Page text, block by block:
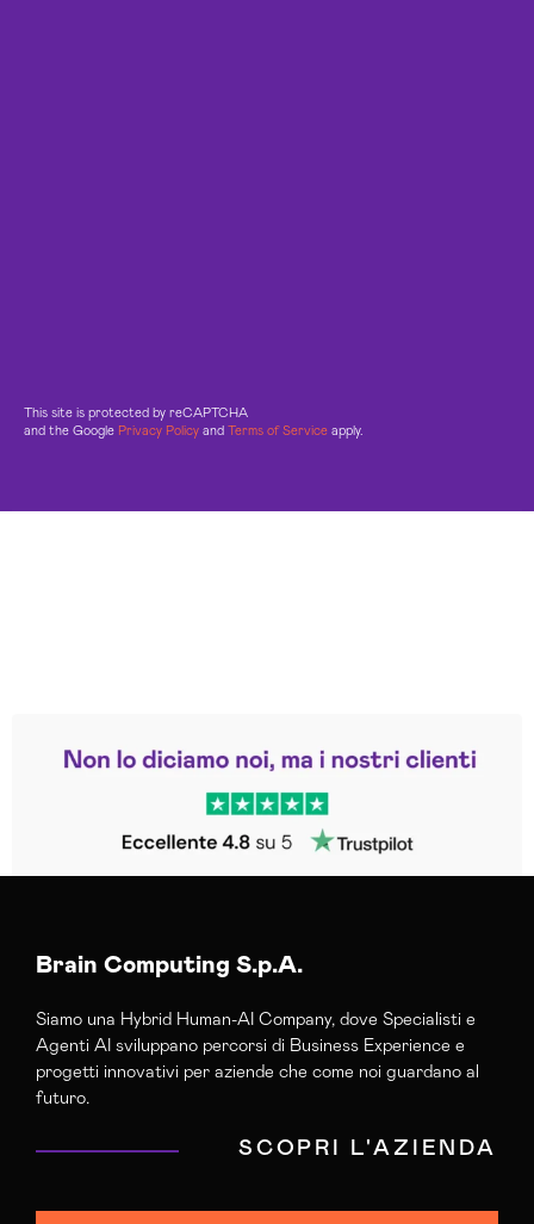
This site is protected by reCAPTCHA
and the Google Privacy Policy and Terms of Service apply.
Trustpilot
Brain Computing S.p.A.
Siamo una Hybrid Human-AI Company, dove Specialisti e
Agenti AI sviluppano percorsi di Business Experience e
progetti innovativi per aziende che come noi guardano al
futuro.
SCOPRI L'AZIENDA